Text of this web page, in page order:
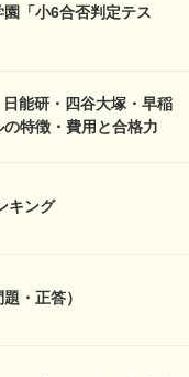
「小6合否判定テス
日能研・四谷大塚・早稲
特徴・費用と合格力
キング
・正答）